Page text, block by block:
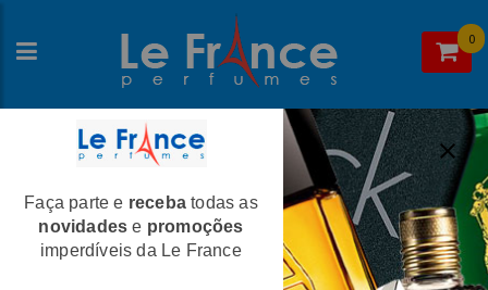
0
Home>Nina Ricci> Perfumes Femininos
Nina Feminino Eau de Toilette - Nina
Ricci
Faça parte e receba todas as
novidades e promoções
imperdíveis da Le France